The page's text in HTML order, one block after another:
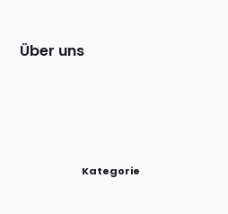
Über uns
Kategorie